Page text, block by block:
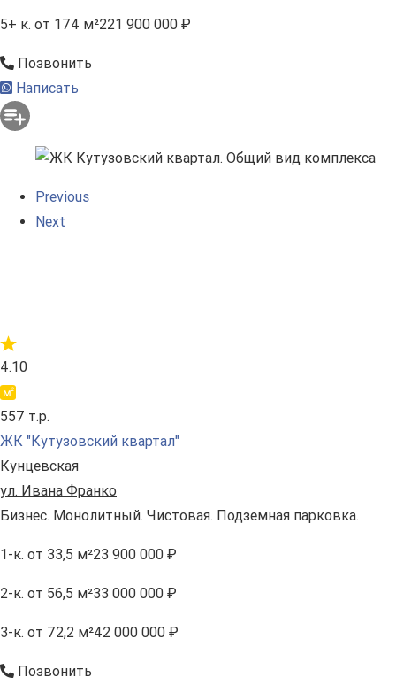
5+ к. от 174 м²221 900 000 ₽
Позвонить
Написать
Previous
Next
4.10
557 т.р.
ЖК "Кутузовский квартал"
Кунцевская
ул. Ивана Франко
Бизнес. Монолитный. Чистовая. Подземная парковка.
1-к. от 33,5 м²23 900 000 ₽
2-к. от 56,5 м²33 000 000 ₽
3-к. от 72,2 м²42 000 000 ₽
Позвонить